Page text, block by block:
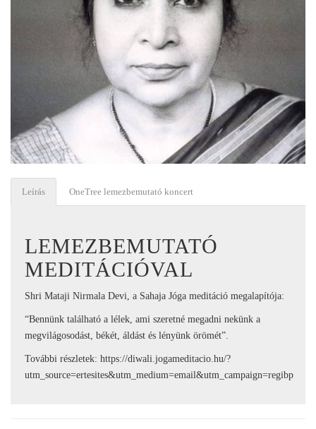
Leírás OneTree lemezbemutató koncert
LEMEZBEMUTATÓ
MEDITÁCIÓVAL
Shri Mataji Nirmala Devi, a Sahaja Jóga meditáció megalapítója:
“Bennünk található a lélek, ami szeretné megadni nekünk a
megvilágosodást, békét, áldást és lényünk örömét”.
További részletek: https://diwali.jogameditacio.hu/?
utm_source=ertesites&utm_medium=email&utm_campaign=regibp